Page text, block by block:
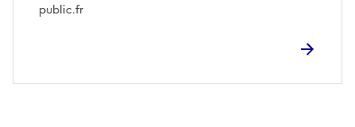
public.fr